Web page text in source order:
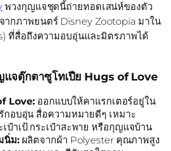
พวงกุญแจชุดนี้ถ่ายทอดเสน่ห์ของตัว
ากภาพยนตร์ Disney Zootopia มาใน
ที่สื่อถึงความอบอุ่นและมิตรภาพได้
แจตุ๊กตาซูโทเปีย Hugs of Love
Love: ออกแบบให้คาแรกเตอร์อยู่ใน
กอบอุ่น สื่อความหมายดีๆ เหมาะ
ป๋าเป้ กระเป๋าสะพาย หรือกุญแจบ้าน
นิ่ม:ผลิตจากผ้า Polyester คุณภาพสูง